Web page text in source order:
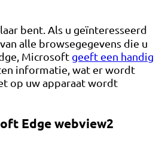
bent. Als u geïnteresseerd
alle browsegegevens die u
Microsoft geeft een handig
informatie, wat er wordt
op uw apparaat wordt
Edge webview2